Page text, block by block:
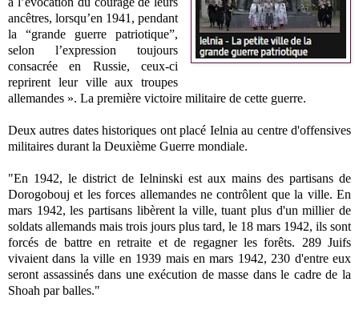
ancêtres, lorsqu’en 1941, pendant
la “grande guerre patriotique”,
selon l’expression toujours
consacrée en Russie, ceux-ci
reprirent leur ville aux troupes
allemandes ». La première victoire militaire de cette guerre.
Deux autres dates historiques ont placé Ielnia au centre d'offensives
militaires durant la Deuxième Guerre mondiale.
"En 1942, le district de Ielninski est aux mains des partisans de
Dorogobouj et les forces allemandes ne contrôlent que la ville. En
mars 1942, les partisans libèrent la ville, tuant plus d'un millier de
soldats allemands mais trois jours plus tard, le 18 mars 1942, ils sont
forcés de battre en retraite et de regagner les forêts. 289 Juifs
vivaient dans la ville en 1939 mais en mars 1942, 230 d'entre eux
seront assassinés dans une exécution de masse dans le cadre de la
Shoah par balles."